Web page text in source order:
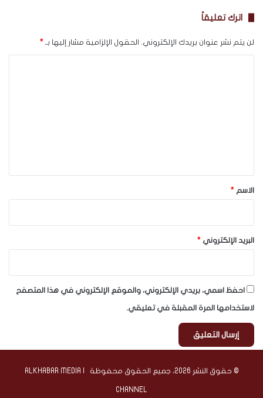
اترك تعليقاً
لن يتم نشر عنوان بريدك الإلكتروني. الحقول الإلزامية مشار إليها بـ *
*الاسم *
البريد الإلكتروني *
احفظ اسمي، بريدي الإلكتروني، والموقع الإلكتروني في هذا المتصفح
لاستخدامها المرة المقبلة في تعليقي.
© حقوق النشر 2026، جميع الحقوق محفوظة | ALKHABAR MEDIA
CHANNEL